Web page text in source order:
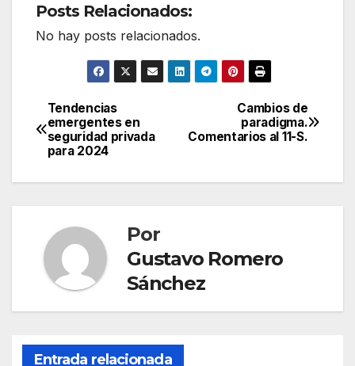
Posts Relacionados:
No hay posts relacionados.
Navegación
de
entradas
Cambios de
paradigma.
Comentarios al 11-S.
Tendencias
emergentes en
seguridad privada
para 2024
Por
Gustavo Romero
Sánchez
Entrada relacionada